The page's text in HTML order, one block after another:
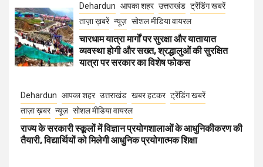
Dehardun आपका शहर उत्तराखंड ट्रेंडिंग खबरें
ताज़ा ख़बरें न्यूज़ सोशल मीडिया वायरल
चारधाम यात्रा मार्गों पर सुरक्षा और यातायात
व्यवस्था होगी और सख्त, श्रद्धालुओं की सुरक्षित
यात्रा पर सरकार का विशेष फोकस
Dehardun आपका शहर उत्तराखंड खबर हटकर ट्रेंडिंग खबरें
ताज़ा ख़बर न्यूज़ सोशल मीडिया वायरल
राज्य के सरकारी स्कूलों में विज्ञान प्रयोगशालाओं के आधुनिकीकरण की
तैयारी, विद्यार्थियों को मिलेगी आधुनिक प्रयोगात्मक शिक्षा